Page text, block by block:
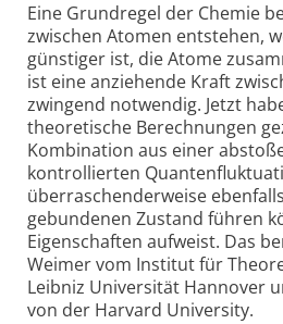
Eine Grundregel der Chemie
zwischen Atomen entstehen,
günstiger ist, die Atome
ist eine anziehende Kraft
zwingend notwendig. Jetzt
theoretische Berechnungen
Kombination aus einer
kontrollierten
überraschenderweise
gebundenen Zustand führen
Eigenschaften aufweist. Das
Weimer vom Institut für
Leibniz Universität Hannover
von der Harvard University.